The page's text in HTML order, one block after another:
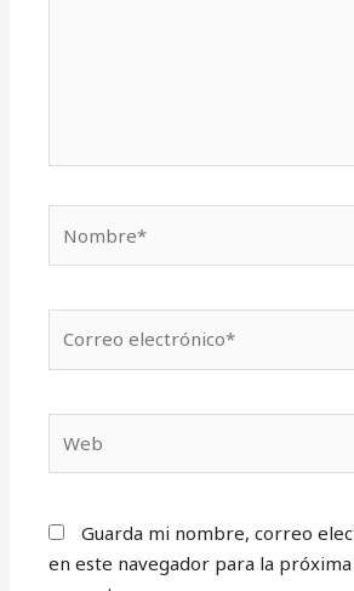
electrónico*
Guarda mi nombre, correo
en este navegador para la